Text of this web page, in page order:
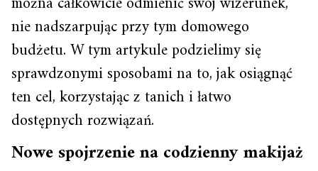
nie nadszarpując przy tym domowego
budżetu. W tym artykule podzielimy się
sprawdzonymi sposobami na to, jak osiągnąć
ten cel, korzystając z tanich i łatwo
dostępnych rozwiązań.
Nowe spojrzenie na codzienny makijaż